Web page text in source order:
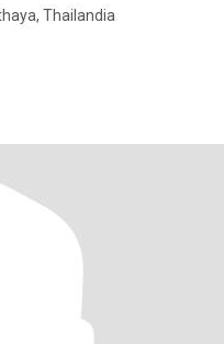
Thailandia